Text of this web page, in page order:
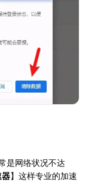
是网络状况不达
器】这样专业的加速